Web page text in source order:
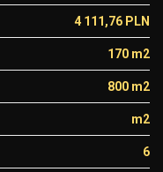
4 111,76 PLN
170 m2
800 m2
m2
6